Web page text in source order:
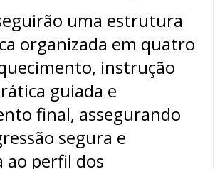
uma estrutura
organizada em quatro
instrução
guiada e
final, assegurando
segura e
ao perfil dos